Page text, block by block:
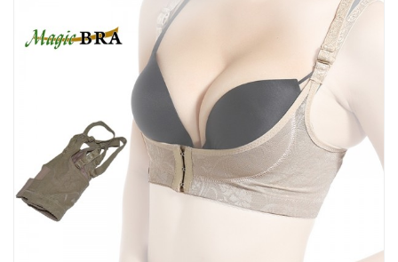
Ֆիտնես
Գեղեցկություն ԵՒ Խնամք
Երեխաների Համար
Լավագույն Վաճառք